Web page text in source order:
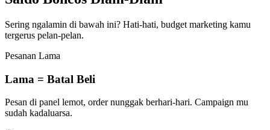
Sering ngalamin di bawah ini? Hati-hati, budget marketing kamu
tergerus pelan-pelan.
Pesanan Lama
Lama = Batal Beli
Pesan di panel lemot, order nunggak berhari-hari. Campaign mu
sudah kadaluarsa.